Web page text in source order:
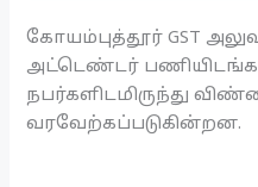
கோயம்புத்தூர் GST
அட்டெண்டர்
நபர்களிடமிருந்து
வரவேற்கப்படுகின்றன.